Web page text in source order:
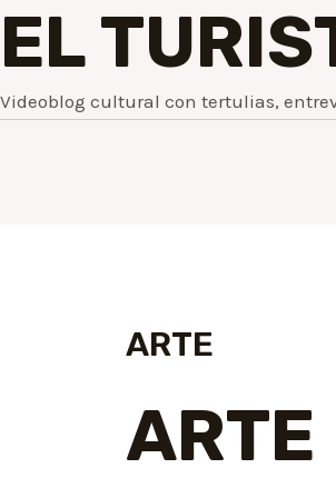
EL
Videoblog cultural con tertulias,
ARTE
ARTE